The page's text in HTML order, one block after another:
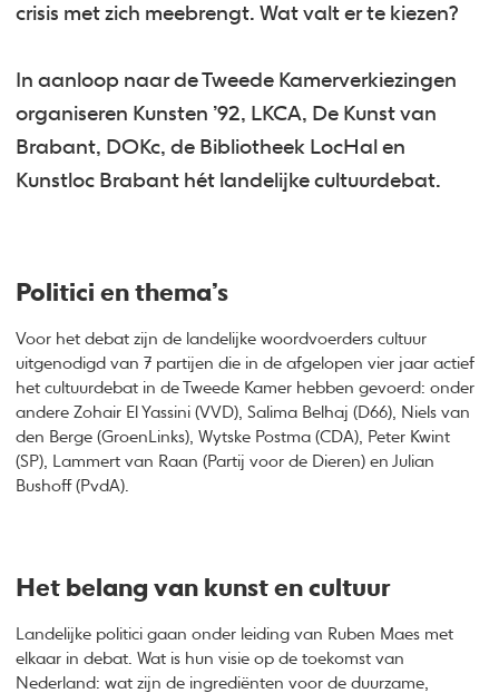
crisis met zich meebrengt. Wat valt er te kiezen?
In aanloop naar de Tweede Kamerverkiezingen
organiseren Kunsten ’92, LKCA, De Kunst van
Brabant, DOKc, de Bibliotheek LocHal en
Kunstloc Brabant hét landelijke cultuurdebat.
Politici en thema’s
Voor het debat zijn de landelijke woordvoerders cultuur
uitgenodigd van 7 partijen die in de afgelopen vier jaar actief
het cultuurdebat in de Tweede Kamer hebben gevoerd: onder
andere Zohair El Yassini (VVD), Salima Belhaj (D66), Niels van
den Berge (GroenLinks), Wytske Postma (CDA), Peter Kwint
(SP), Lammert van Raan (Partij voor de Dieren) en Julian
Bushoff (PvdA).
Het belang van kunst en cultuur
Landelijke politici gaan onder leiding van Ruben Maes met
elkaar in debat. Wat is hun visie op de toekomst van
Nederland: wat zijn de ingrediënten voor de duurzame,